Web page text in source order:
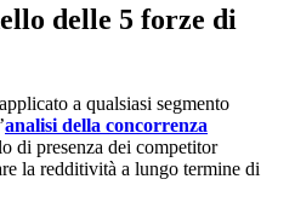
delle 5 forze di
a qualsiasi segmento
analisi della concorrenza
di presenza dei competitor
la redditività a lungo termine di